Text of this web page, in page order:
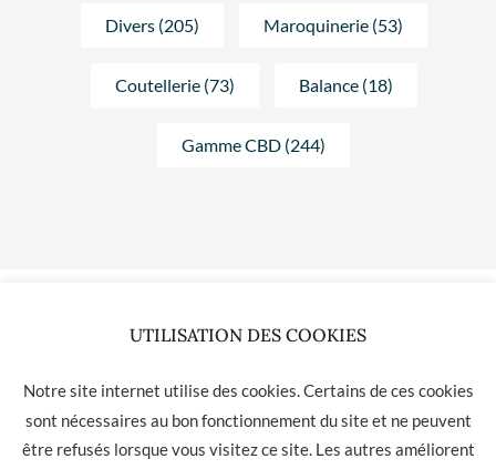
Divers (205) Maroquinerie (53)
Coutellerie (73) Balance (18)
Gamme CBD (244)
Aucun produit ne correspond à votre sélection.
UTILISATION DES COOKIES
Notre site internet utilise des cookies. Certains de ces cookies
sont nécessaires au bon fonctionnement du site et ne peuvent
être refusés lorsque vous visitez ce site. Les autres améliorent